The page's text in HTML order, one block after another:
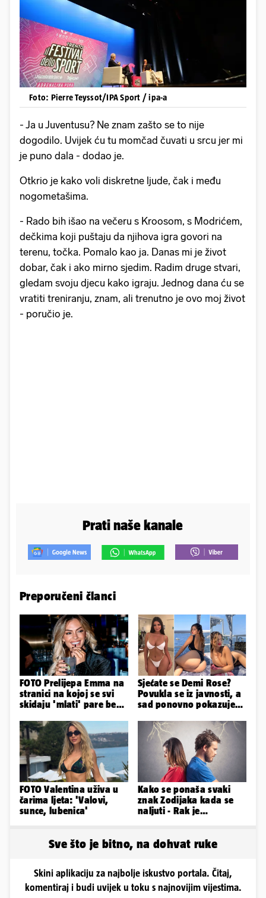
Foto: Pierre Teyssot/IPA Sport / ipa-a
- Ja u Juventusu? Ne znam zašto se to nije
dogodilo. Uvijek ću tu momčad čuvati u srcu jer mi
je puno dala - dodao je.
Otkrio je kako voli diskretne ljude, čak i među
nogometašima.
- Rado bih išao na večeru s Kroosom, s Modrićem,
dečkima koji puštaju da njihova igra govori na
terenu, točka. Pomalo kao ja. Danas mi je život
dobar, čak i ako mirno sjedim. Radim druge stvari,
gledam svoju djecu kako igraju. Jednog dana ću se
vratiti treniranju, znam, ali trenutno je ovo moj život
- poručio je.
Prati naše kanale
Preporučeni članci
FOTO Prelijepa Emma na
stranici na kojoj se svi
skidaju 'mlati' pare bez
Sjećate se Demi Rose?
Povukla se iz javnosti, a
sad ponovno pokazuje
FOTO Valentina uživa u
čarima ljeta: 'Valovi,
sunce, lubenica'
Kako se ponaša svaki
znak Zodijaka kada se
naljuti - Rak je
Sve što je bitno, na dohvat ruke
Skini aplikaciju za najbolje iskustvo portala. Čitaj,
komentiraj i budi uvijek u toku s najnovijim vijestima.